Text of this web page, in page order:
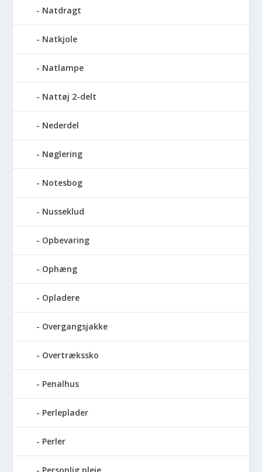
Natdragt
Natkjole
Natlampe
Nattøj 2-delt
Nederdel
Nøglering
Notesbog
Nusseklud
Opbevaring
Ophæng
Opladere
Overgangsjakke
Overtrækssko
Penalhus
Perleplader
Perler
Personlig pleje